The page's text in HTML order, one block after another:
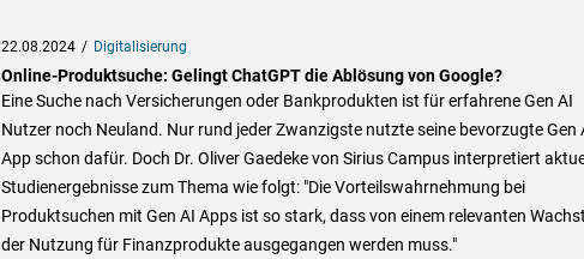
22.08.2024 Digitalisierung
Online-Produktsuche: Gelingt ChatGPT die Ablösung von Google?
Eine Suche nach Versicherungen oder Bankprodukten ist für erfahrene Gen AI
Nutzer noch Neuland. Nur rund jeder Zwanzigste nutzte seine bevorzugte Gen
App schon dafür. Doch Dr. Oliver Gaedeke von Sirius Campus interpretiert
Studienergebnisse zum Thema wie folgt: "Die Vorteilswahrnehmung bei
Produktsuchen mit Gen AI Apps ist so stark, dass von einem relevanten
der Nutzung für Finanzprodukte ausgegangen werden muss."